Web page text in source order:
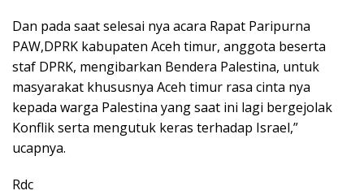
Dan pada saat selesai nya acara Rapat Paripurna
PAW,DPRK kabupaten Aceh timur, anggota beserta
staf DPRK, mengibarkan Bendera Palestina, untuk
masyarakat khususnya Aceh timur rasa cinta nya
kepada warga Palestina yang saat ini lagi bergejolak
Konflik serta mengutuk keras terhadap Israel,”
ucapnya.
Rdc